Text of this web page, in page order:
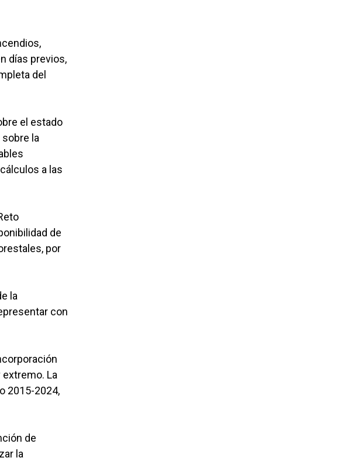
días previos,
del
el estado
la
a las
de
por
la
con
extremo. La
2015-2024,
de
la